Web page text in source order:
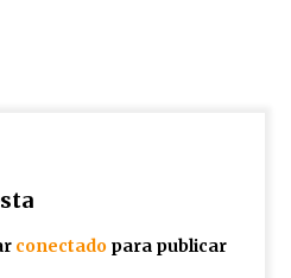
conectadopara publicar